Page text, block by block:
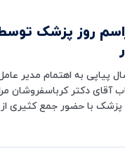
روز پزشک
پیاپی به اهتمام مدیر
آقای دکتر کرباسفروشان
پزشک با حضور جمع کثیری